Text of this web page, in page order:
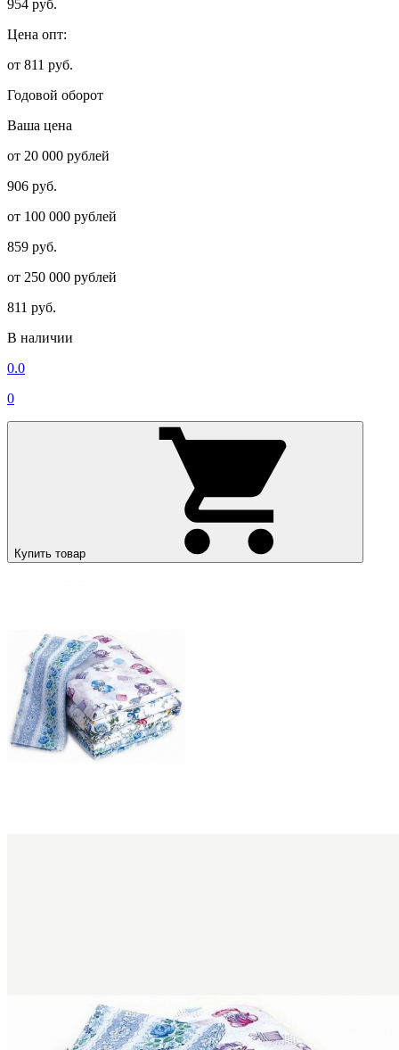
954 руб.
Цена опт:
от 811 руб.
Годовой оборот
Ваша цена
от 20 000 рублей
906 руб.
от 100 000 рублей
859 руб.
от 250 000 рублей
811 руб.
В наличии
0.0
0
Купить товар